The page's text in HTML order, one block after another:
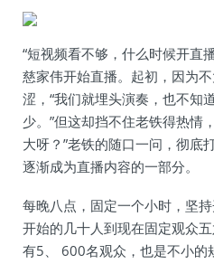
“短视频看不够，什么时候开直
慈家伟开始直播。起初，因为
涩，“我们就埋头演奏，也不知
少。”但这却挡不住老铁得热情
大呀？”老铁的随口一问，彻底
逐渐成为直播内容的一部分。
每晚八点，固定一个小时，坚
开始的几十人到现在固定观众
有5、 600名观众，也是不小的